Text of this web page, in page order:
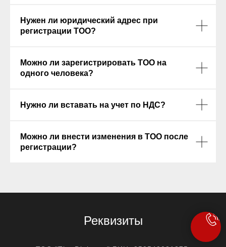
Нужен ли юридический адрес при
регистрации ТОО?
Можно ли зарегистрировать ТОО на
одного человека?
Нужно ли вставать на учет по НДС?
Можно ли внести изменения в ТОО после
регистрации?
Реквизиты